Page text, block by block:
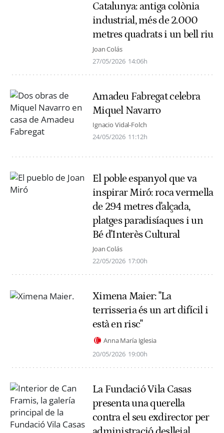
Catalunya: antiga colònia
industrial, més de 2.000
metres quadrats i un bell riu
Joan Colás
27/05/2026 14:06h
Amadeu Fabregat celebra
Miquel Navarro
Ignacio Vidal-Folch
24/05/2026 11:12h
El poble espanyol que va
inspirar Miró: roca vermella
de 294 metres d'alçada,
platges paradisíaques i un
Bé d'Interès Cultural
Joan Colás
22/05/2026 17:00h
Ximena Maier: "La
terrisseria és un art difícil i
està en risc"
Anna María Iglesia
20/05/2026 19:00h
La Fundació Vila Casas
presenta una querella
contra el seu exdirector per